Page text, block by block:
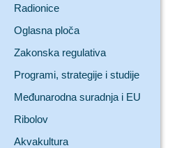
Radionice
Oglasna ploča
Zakonska regulativa
Programi, strategije i studije
Međunarodna suradnja i EU
Ribolov
Akvakultura